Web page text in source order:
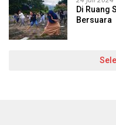
Di Ruang
Bersuara